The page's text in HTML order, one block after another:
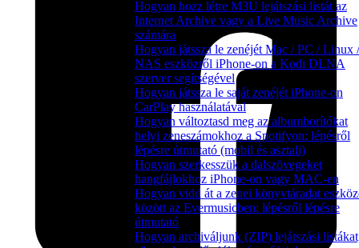
Hogyan hozz létre M3U lejátszási listát az
Internet Archive vagy a Live Music Archive
számára
Hogyan játssza le zenéjét Mac / PC / Linux /
NAS eszközről iPhone-on a Kodi DLNA
szerver segítségével
Hogyan játssza le saját zenéjét iPhone-on
CarPlay használatával
Hogyan változtasd meg az albumborítókat
helyi zeneszámokhoz a Spotifyon: lépésről
lépésre útmutató (mobil és asztali)
Hogyan szerkesszük a dalszövegeket
hangfájlokhoz iPhone-on vagy MAC-en
Hogyan vidd át a zenei könyvtáradat
között az Evermusicben: lépésről lépésre
útmutató
Hogyan archiváljunk (ZIP) lejátszási